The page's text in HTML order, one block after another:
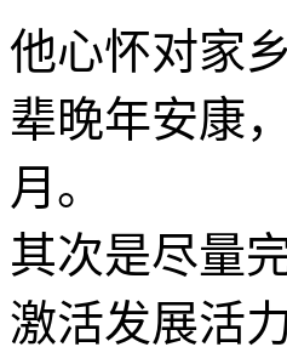
他心怀对家
辈晚年安康
月。
其次是尽量
激活发展活